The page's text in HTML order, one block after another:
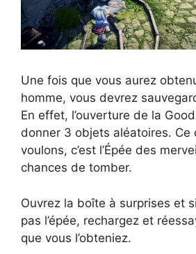
Une fois que vous aurez
homme, vous devrez
En effet, l’ouverture de la
donner 3 objets aléatoires. Ce
voulons, c’est l’Épée des
chances de tomber.
Ouvrez la boîte à surprises et
pas l’épée, rechargez et
que vous l’obteniez.